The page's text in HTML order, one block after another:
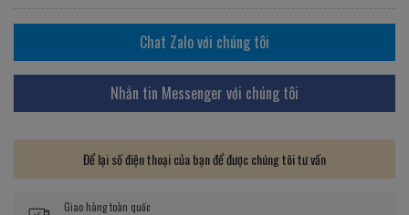
Chat Zalo với chúng tôi
Nhắn tin Messenger với chúng tôi
Để lại số điện thoại của bạn để được chúng tôi tư vấn
Giao hàng toàn quốc